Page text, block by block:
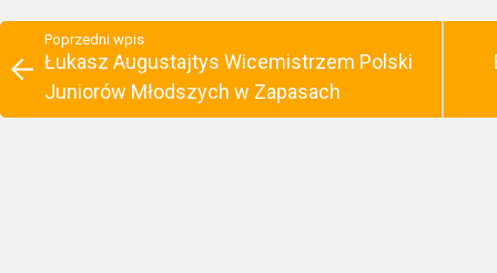
Poprzedni wpis
Łukasz Augustajtys Wicemistrzem Polski
Juniorów Młodszych w Zapasach